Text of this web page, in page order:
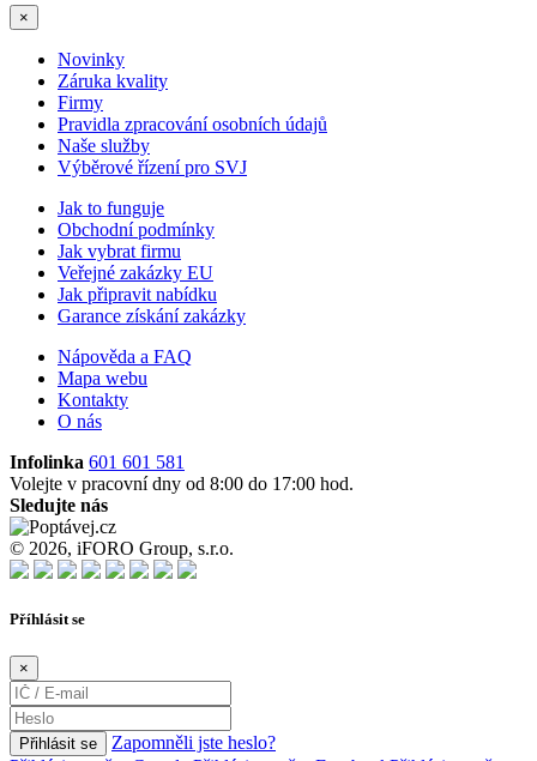
×
Novinky
Záruka kvality
Firmy
Pravidla zpracování osobních údajů
Naše služby
Výběrové řízení pro SVJ
Jak to funguje
Obchodní podmínky
Jak vybrat firmu
Veřejné zakázky EU
Jak připravit nabídku
Garance získání zakázky
Nápověda a FAQ
Mapa webu
Kontakty
O nás
Infolinka 601 601 581
Volejte v pracovní dny od 8:00 do 17:00 hod.
Sledujte nás
© 2026, iFORO Group, s.r.o.
Příhlásit se
×
Přihlásit se
Zapomněli jste heslo?